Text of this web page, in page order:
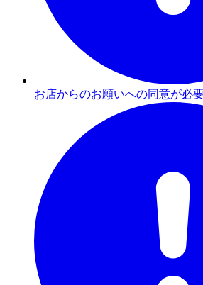
お店からのお願いへの同意が必